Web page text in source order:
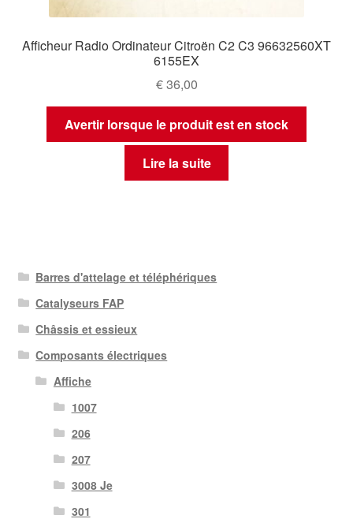
Afficheur Radio Ordinateur Citroën C2 C3 96632560XT
6155EX
€36,00
Avertir lorsque le produit est en stock
Lire la suite
Barres d'attelage et téléphériques
Catalyseurs FAP
Châssis et essieux
Composants électriques
Affiche
1007
206
207
3008 Je
301